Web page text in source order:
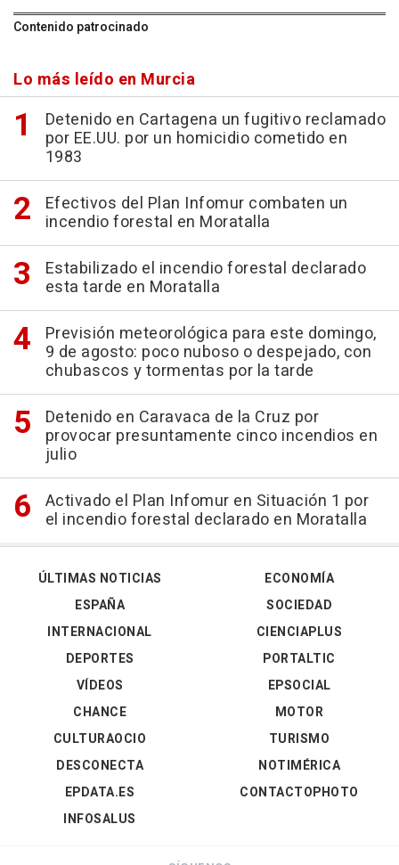
Contenido patrocinado
Lo más leído en Murcia
Detenido en Cartagena un fugitivo reclamado
por EE.UU. por un homicidio cometido en
1983
Efectivos del Plan Infomur combaten un
incendio forestal en Moratalla
Estabilizado el incendio forestal declarado
esta tarde en Moratalla
Previsión meteorológica para este domingo,
9 de agosto: poco nuboso o despejado, con
chubascos y tormentas por la tarde
Detenido en Caravaca de la Cruz por
provocar presuntamente cinco incendios en
julio
Activado el Plan Infomur en Situación 1 por
el incendio forestal declarado en Moratalla
ÚLTIMAS NOTICIAS
ESPAÑA
INTERNACIONAL
DEPORTES
VÍDEOS
ECONOMÍA
SOCIEDAD
CIENCIAPLUS
PORTALTIC
EPSOCIAL
CHANCE
CULTURAOCIO
DESCONECTA
EPDATA.ES
INFOSALUS
MOTOR
TURISMO
NOTIMÉRICA
CONTACTOPHOTO